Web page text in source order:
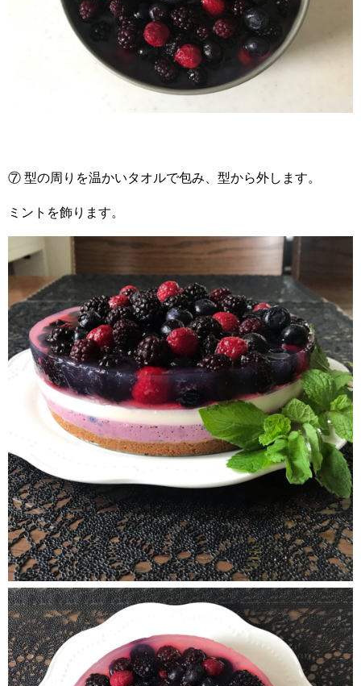
⑦ 型の周りを温かいタオルで包み、型から外します。
ミントを飾ります。